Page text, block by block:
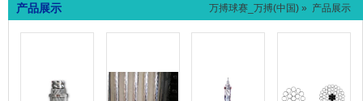
产品展示 万搏球赛_万搏(中国) » 产品展示